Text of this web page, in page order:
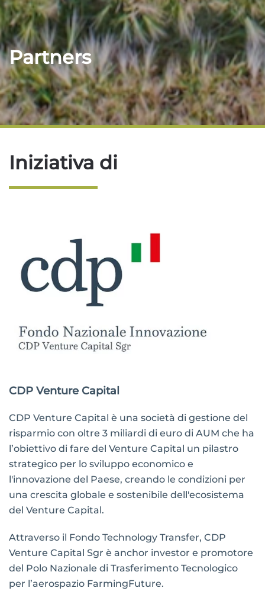
Partners
Iniziativa di
CDP Venture Capital
CDP Venture Capital è una società di gestione del
risparmio con oltre 3 miliardi di euro di AUM che ha
l’obiettivo di fare del Venture Capital un pilastro
strategico per lo sviluppo economico e
l'innovazione del Paese, creando le condizioni per
una crescita globale e sostenibile dell'ecosistema
del Venture Capital.
Attraverso il Fondo Technology Transfer, CDP
Venture Capital Sgr è anchor investor e promotore
del Polo Nazionale di Trasferimento Tecnologico
per l’aerospazio FarmingFuture.